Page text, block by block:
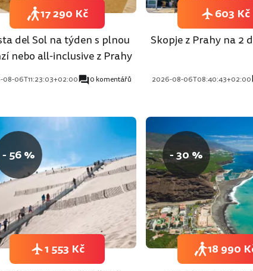
del Sol na týden s plnou
nebo all-inclusive z Prahy
08-06T11:23:03+02:00 0 komentářů
17 290 Kč
Skopje z Prahy na 2
2026-08-06T08:40:43+02:00
603 Kč
- 56 %
1 553 Kč
- 30 %
18 990